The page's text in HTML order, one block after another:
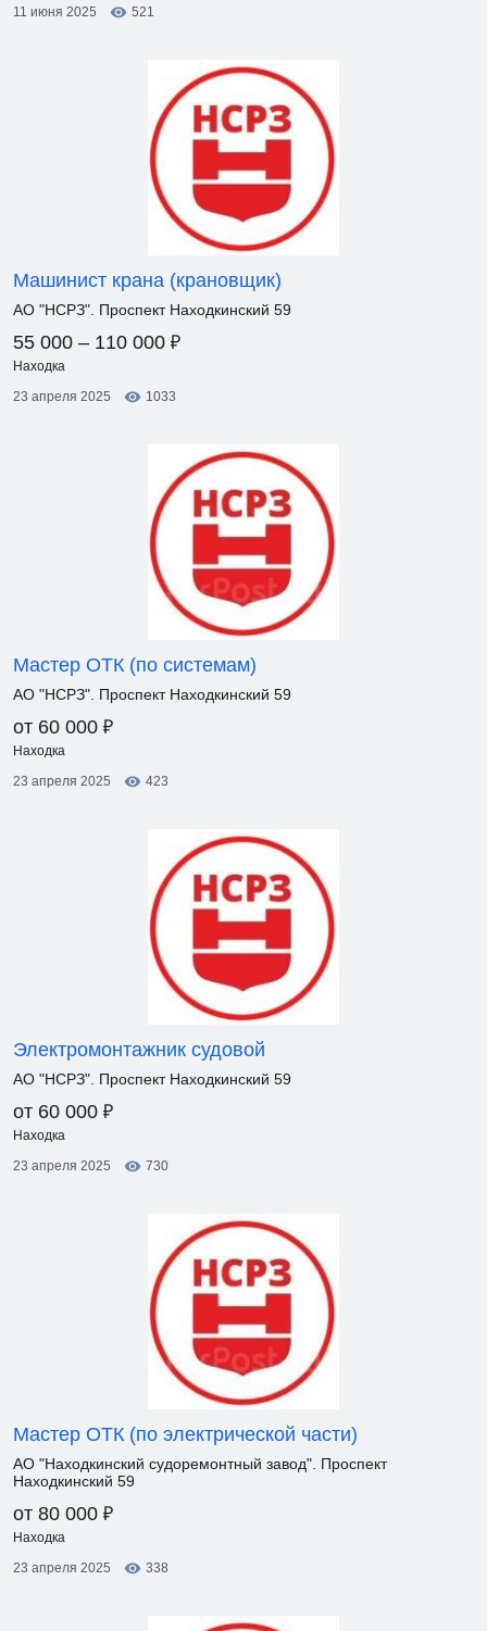
11 июня 2025
521
Машинист крана (крановщик)
АО "НСРЗ". Проспект Находкинский 59
55 000 – 110 000 ₽
Находка
23 апреля 2025
1033
Мастер ОТК (по системам)
АО "НСРЗ". Проспект Находкинский 59
от 60 000 ₽
Находка
23 апреля 2025
423
Электромонтажник судовой
АО "НСРЗ". Проспект Находкинский 59
от 60 000 ₽
Находка
23 апреля 2025
730
Мастер ОТК (по электрической части)
АО "Находкинский судоремонтный завод". Проспект
Находкинский 59
от 80 000 ₽
Находка
23 апреля 2025
338